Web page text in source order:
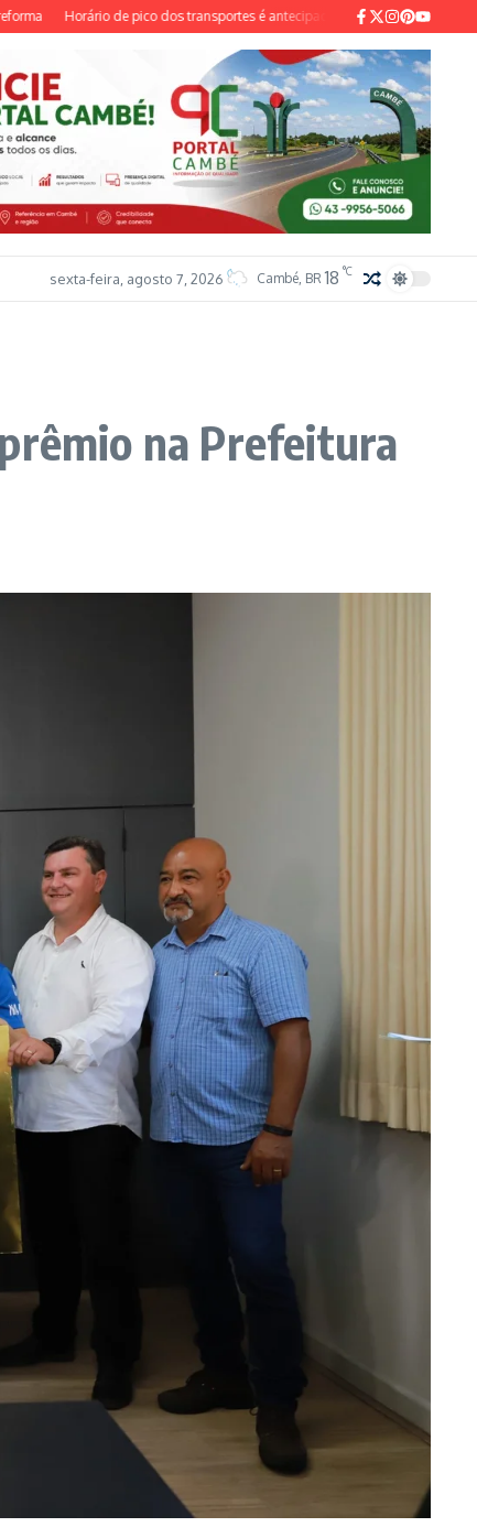
Horário de pico dos transportes é antecipado no Rio devido à ventania
sexta-feira, agosto 7, 2026 Cambé, BR 18 °C
na Prefeitura